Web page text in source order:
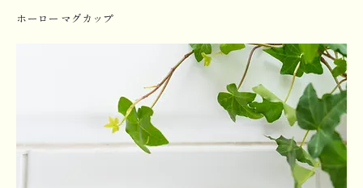
ホーロー マグカップ